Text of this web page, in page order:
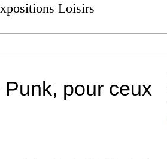
Loisirs
pour ceux